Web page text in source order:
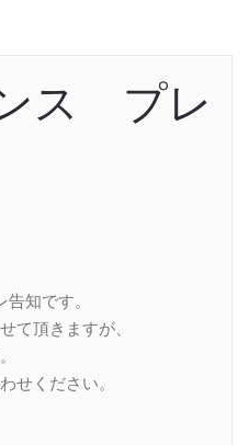
ス プレ
知です。
て頂きますが、
せください。